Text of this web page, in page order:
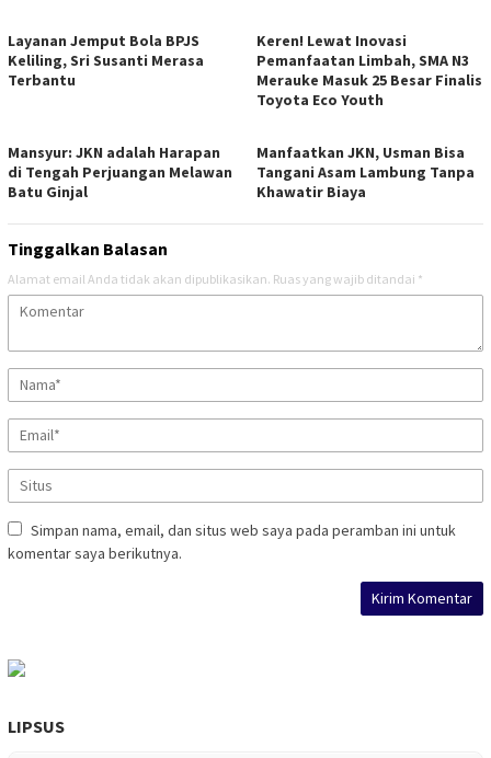
Layanan Jemput Bola BPJS
Keliling, Sri Susanti Merasa
Terbantu
Keren! Lewat Inovasi
Pemanfaatan Limbah, SMA N3
Merauke Masuk 25 Besar Finalis
Toyota Eco Youth
Mansyur: JKN adalah Harapan
di Tengah Perjuangan Melawan
Batu Ginjal
Manfaatkan JKN, Usman Bisa
Tangani Asam Lambung Tanpa
Khawatir Biaya
Tinggalkan Balasan
Alamat email Anda tidak akan dipublikasikan. Ruas yang wajib ditandai *
Simpan nama, email, dan situs web saya pada peramban ini untuk
komentar saya berikutnya.
LIPSUS